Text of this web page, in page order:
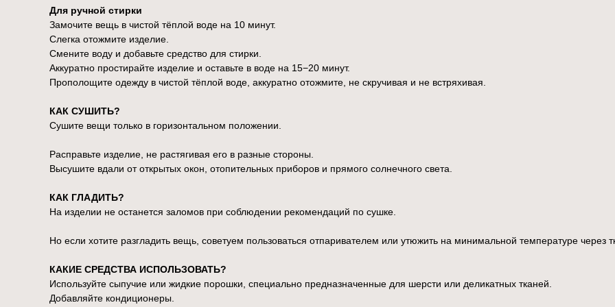
Для ручной стирки
Замочите вещь в чистой тёплой воде на 10 минут.
Слегка отожмите изделие.
Смените воду и добавьте средство для стирки.
Аккуратно простирайте изделие и оставьте в воде на 15−20 минут.
Прополощите одежду в чистой тёплой воде, аккуратно отожмите, не скручивая и не встряхивая.
КАК СУШИТЬ?
Сушите вещи только в горизонтальном положении.
Расправьте изделие, не растягивая его в разные стороны.
Высушите вдали от открытых окон, отопительных приборов и прямого солнечного света.
КАК ГЛАДИТЬ?
На изделии не останется заломов при соблюдении рекомендаций по сушке.
Но если хотите разгладить вещь, советуем пользоваться отпаривателем или утюжить на минимальной температуре через
КАКИЕ СРЕДСТВА ИСПОЛЬЗОВАТЬ?
Используйте сыпучие или жидкие порошки, специально предназначенные для шерсти или деликатных тканей.
Добавляйте кондиционеры.